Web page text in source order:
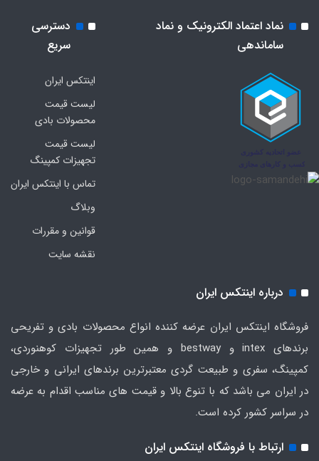
نماد اعتماد الکترونیک و نماد
ساماندهی
دسترسی
سریع
اینتکس ایران
لیست قیمت
محصولات بادی
لیست قیمت
تجهیزات کمپینگ
تماس با اینتکس ایران
وبلاگ
قوانین و مقررات
نقشه سایت
درباره اینتکس ایران
فروشگاه اینتکس ایران عرضه کننده انواع محصولات بادی و تفریحی
برندهای intex و bestway و همین طور تجهیزات کوهنوردی،
کمپینگ، سفری و طبیعت گردی معتبرترین برندهای ایرانی و خارجی
در ایران می باشد که با تنوع بالا و قیمت های مناسب اقدام به عرضه
در سراسر کشور کرده است.
ارتباط با فروشگاه اینتکس ایران